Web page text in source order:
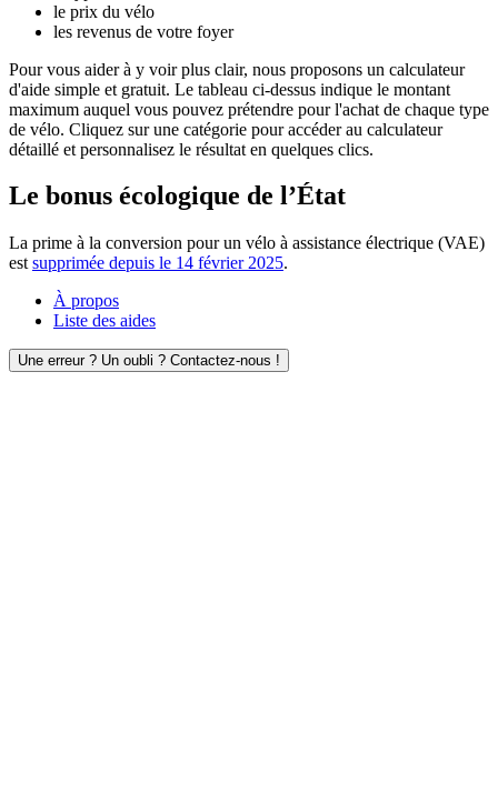
le prix du vélo
les revenus de votre foyer
Pour vous aider à y voir plus clair, nous proposons un calculateur
d'aide simple et gratuit. Le tableau ci-dessus indique le montant
maximum auquel vous pouvez prétendre pour l'achat de chaque type
de vélo. Cliquez sur une catégorie pour accéder au calculateur
détaillé et personnalisez le résultat en quelques clics.
Le bonus écologique de l’État
La prime à la conversion pour un vélo à assistance électrique (VAE)
est supprimée depuis le 14 février 2025.
À propos
Liste des aides
Une erreur ? Un oubli ? Contactez-nous !